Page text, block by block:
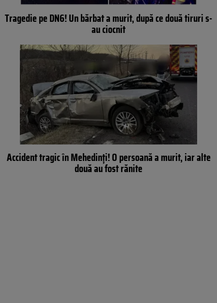
Tragedie pe DN6! Un bărbat a murit, după ce două tiruri s-
au ciocnit
Accident tragic în Mehedinți! O persoană a murit, iar alte
două au fost rănite